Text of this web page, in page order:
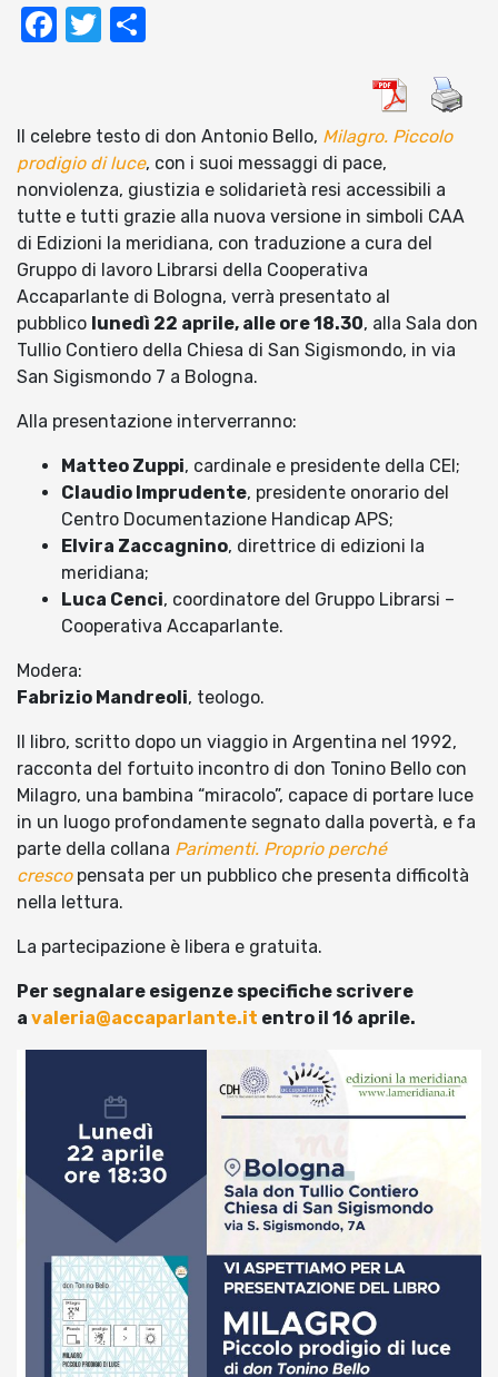
Facebook
Twitter
Il celebre testo di don Antonio Bello, Milagro. Piccolo
prodigio di luce, con i suoi messaggi di pace,
nonviolenza, giustizia e solidarietà resi accessibili a
tutte e tutti grazie alla nuova versione in simboli CAA
di Edizioni la meridiana, con traduzione a cura del
Gruppo di lavoro Librarsi della Cooperativa
Accaparlante di Bologna, verrà presentato al
pubblico lunedì 22 aprile, alle ore 18.30, alla Sala don
Tullio Contiero della Chiesa di San Sigismondo, in via
San Sigismondo 7 a Bologna.
Alla presentazione interverranno:
Matteo Zuppi, cardinale e presidente della CEI;
Claudio Imprudente, presidente onorario del
Centro Documentazione Handicap APS;
Elvira Zaccagnino, direttrice di edizioni la
meridiana;
Luca Cenci, coordinatore del Gruppo Librarsi –
Cooperativa Accaparlante.
Modera:
Fabrizio Mandreoli, teologo.
Il libro, scritto dopo un viaggio in Argentina nel 1992,
racconta del fortuito incontro di don Tonino Bello con
Milagro, una bambina “miracolo”, capace di portare luce
in un luogo profondamente segnato dalla povertà, e fa
parte della collana Parimenti. Proprio perché
crescopensata per un pubblico che presenta difficoltà
nella lettura.
La partecipazione è libera e gratuita.
Per segnalare esigenze specifiche scrivere
a valeria@accaparlante.it entro il 16 aprile.